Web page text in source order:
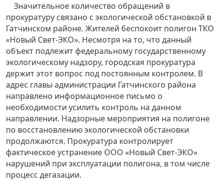
Значительное количество обращений в
прокуратуру связано с экологической обстановкой в
Гатчинском районе. Жителей беспокоит полигон ТКО
«Новый Свет-ЭКО». Несмотря на то, что данный
объект подлежит федеральному государственному
экологическому надзору, городская прокуратура
держит этот вопрос под постоянным контролем. В
адрес главы администрации Гатчинского района
направлено информационное письмо о
необходимости усилить контроль на данном
направлении. Надзорные мероприятия на полигоне
по восстановлению экологической обстановки
продолжаются. Прокуратура контролирует
фактическое устранение ООО «Новый Свет-ЭКО»
нарушений при эксплуатации полигона, в том числе
процесс дегазации.